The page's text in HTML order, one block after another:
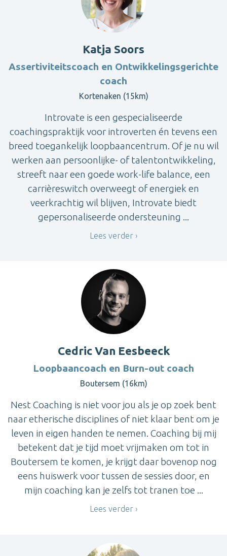
Katja Soors
Assertiviteitscoach en Ontwikkelingsgerichte
coach
Kortenaken (15km)
Introvate is een gespecialiseerde
coachingspraktijk voor introverten én tevens een
breed toegankelijk loopbaancentrum. Of je nu wil
werken aan persoonlijke- of talentontwikkeling,
streeft naar een goede work-life balance, een
carrièreswitch overweegt of energiek en
veerkrachtig wil blijven, Introvate biedt
gepersonaliseerde ondersteuning ...
Lees verder
Cedric Van Eesbeeck
Loopbaancoach en Burn-out coach
Boutersem (16km)
Nest Coaching is niet voor jou als je op zoek bent
naar etherische disciplines of niet klaar bent om je
leven in eigen handen te nemen. Coaching bij mij
betekent dat je tijd moet vrijmaken om tot in
Boutersem te komen, je krijgt daar bovenop nog
eens huiswerk voor tussen de sessies door, en
mijn coaching kan je zelfs tot tranen toe ...
Lees verder